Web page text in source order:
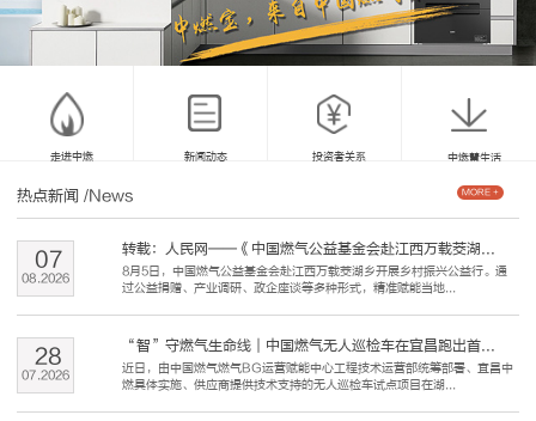
走进中燃 新闻动态 投资者关系 中燃慧生活
热点新闻 /News
转载：人民网——《中国燃气公益基金会赴江西万载茭湖...
8月5日，中国燃气公益基金会赴江西万载茭湖乡开展乡村振兴公益行。通
过公益捐赠、产业调研、政企座谈等多种形式，精准赋能当地...
08.2026
07
“智”守燃气生命线｜中国燃气无人巡检车在宜昌跑出首...
近日，由中国燃气燃气BG运营赋能中心工程技术运营部统筹部署、宜昌中
燃具体实施、供应商提供技术支持的无人巡检车试点项目在湖...
07.2026
28
MORE +